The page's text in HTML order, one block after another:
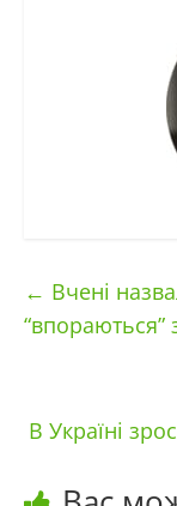
← Вчені
“впораються”
В Україні